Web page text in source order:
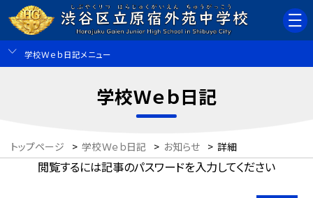
学校Ｗｅｂ日記メニュー
学校Ｗｅｂ日記
トップページ > 学校Ｗｅｂ日記 > お知らせ > 詳細
閲覧するには記事のパスワードを入力してください